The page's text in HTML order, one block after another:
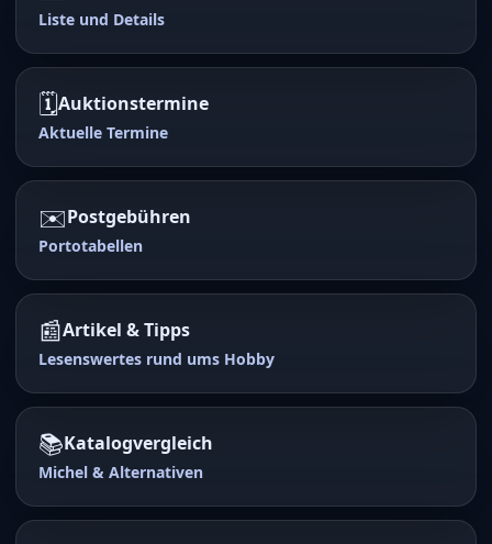
Liste und Details
🗓️Auktionstermine
Aktuelle Termine
✉️Postgebühren
Portotabellen
📰Artikel & Tipps
Lesenswertes rund ums Hobby
📚Katalogvergleich
Michel & Alternativen